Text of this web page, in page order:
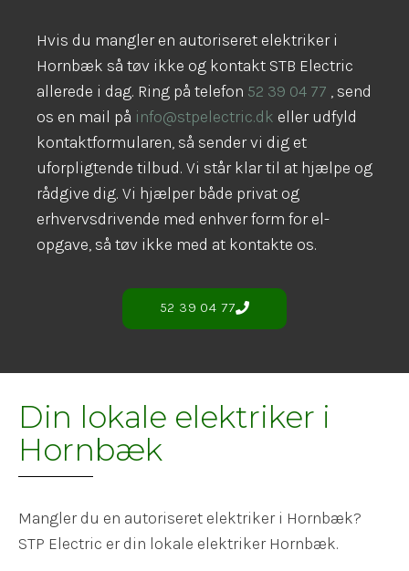
Hvis du mangler en autoriseret elektriker i
Hornbæk så tøv ikke og kontakt STB Electric
allerede i dag. Ring på telefon 52 39 04 77 , send
os en mail på info@stpelectric.dk eller udfyld
kontaktformularen, så sender vi dig et
uforpligtende tilbud. Vi står klar til at hjælpe og
rådgive dig. Vi hjælper både privat og
erhvervsdrivende med enhver form for el-
opgave, så tøv ikke med at kontakte os.
52 39 04 77
Din lokale elektriker i
Hornbæk​
Mangler du en autoriseret elektriker i Hornbæk?
STP Electric er din lokale elektriker Hornbæk.